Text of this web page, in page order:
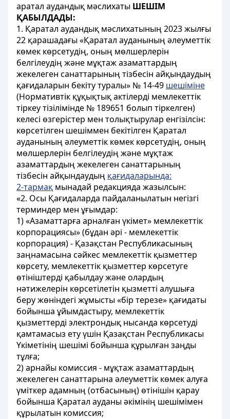
аратал аудандық мәслихаты ШЕШІМ
ҚАБЫЛДАДЫ:
1. Қаратал аудандық мәслихатының 2023 жылғы
22 қарашадағы «Қаратал ауданының әлеуметтік
көмек көрсетудің, оның мөлшерлерін
белгілеудің және мұқтаж азаматтардың
жекелеген санаттарының тізбесін айқындаудың
қағидаларын бекіту туралы» № 14-49 шешіміне
(Нормативтік құқықтық актілерді мемлекеттік
тіркеу тізілімінде № 189651 болып тіркелген)
келесі өзгерістер мен толықтырулар енгізілсін:
көрсетілген шешіммен бекітілген Қаратал
ауданының әлеуметтік көмек көрсетудің, оның
мөлшерлерін белгілеудің және мұқтаж
азаматтардың жекелеген санаттарының
тізбесін айқындаудың қағидаларында:
2-тармақ мынадай редакцияда жазылсын:
«2. Осы Қағидаларда пайдаланылатын негізгі
терминдер мен ұғымдар:
1) «Азаматтарға арналған үкімет» мемлекеттік
корпорациясы» (бұдан әрі - мемлекеттік
корпорация) - Қазақстан Республикасының
заңнамасына сәйкес мемлекеттік қызметтер
көрсету, мемлекеттік қызметтер көрсетуге
өтініштерді қабылдау және олардың
нәтижелерін көрсетілетін қызметті алушыға
беру жөніндегі жұмысты «бір терезе» қағидаты
бойынша ұйымдастыру, мемлекеттік
қызметтерді электрондық нысанда көрсетуді
қамтамасыз ету үшін Қазақстан Республикасы
Үкіметінің шешімі бойынша құрылған заңды
тұлға;
2) арнайы комиссия - мұқтаж азаматтардың
жекелеген санаттарына әлеуметтік көмек алуға
үміткер адамның (отбасының) өтінішін қарау
бойынша Қаратал ауданы әкімінің шешімімен
құрылатын комиссия;